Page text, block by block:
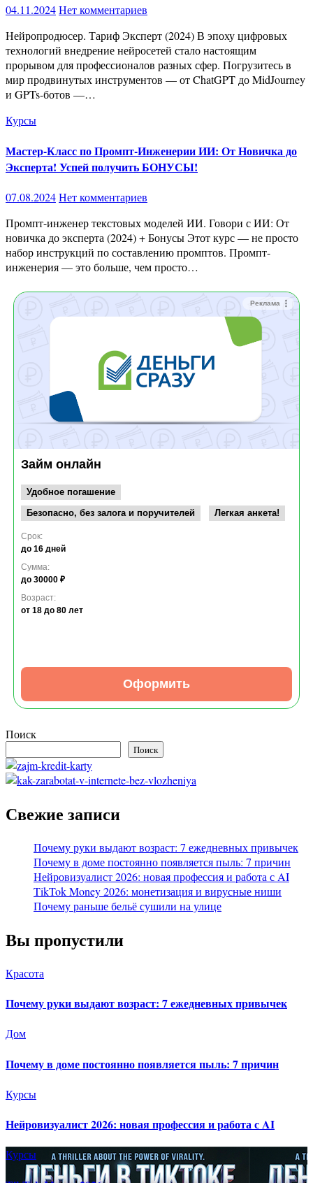
04.11.2024Нет комментариев
Нейропродюсер. Тариф Эксперт (2024) В эпоху цифровых
технологий внедрение нейросетей стало настоящим
прорывом для профессионалов разных сфер. Погрузитесь в
мир продвинутых инструментов — от ChatGPT до MidJourney
и GPTs-ботов —…
Курсы
Мастер-Класс по Промпт-Инженерии ИИ: От Новичка до
Эксперта! Успей получить БОНУСЫ!
07.08.2024Нет комментариев
Промпт-инженер текстовых моделей ИИ. Говори с ИИ: От
новичка до эксперта (2024) + Бонусы Этот курс — не просто
набор инструкций по составлению промптов. Промпт-
инженерия — это больше, чем просто…
Реклама
Займ онлайн
Удобное погашение
Безопасно, без залога и поручителей
Легкая анкета!
Срок:
до 16 дней
Сумма:
до 30000 ₽
Возраст:
от 18 до 80 лет
Оформить
Поиск
Поиск
Свежие записи
Почему руки выдают возраст: 7 ежедневных привычек
Почему в доме постоянно появляется пыль: 7 причин
Нейровизуалист 2026: новая профессия и работа с AI
TikTok Money 2026: монетизация и вирусные ниши
Почему раньше бельё сушили на улице
Вы пропустили
Красота
Почему руки выдают возраст: 7 ежедневных привычек
Дом
Почему в доме постоянно появляется пыль: 7 причин
Курсы
Нейровизуалист 2026: новая профессия и работа с AI
Курсы